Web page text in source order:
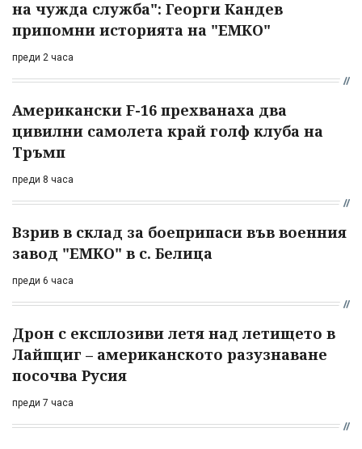
на чужда служба": Георги Кандев
припомни историята на "ЕМКО"
преди 2 часа
Американски F-16 прехванаха два
цивилни самолета край голф клуба на
Тръмп
преди 8 часа
Взрив в склад за боеприпаси във военния
завод "ЕМКО" в с. Белица
преди 6 часа
Дрон с експлозиви летя над летището в
Лайпциг – американското разузнаване
посочва Русия
преди 7 часа